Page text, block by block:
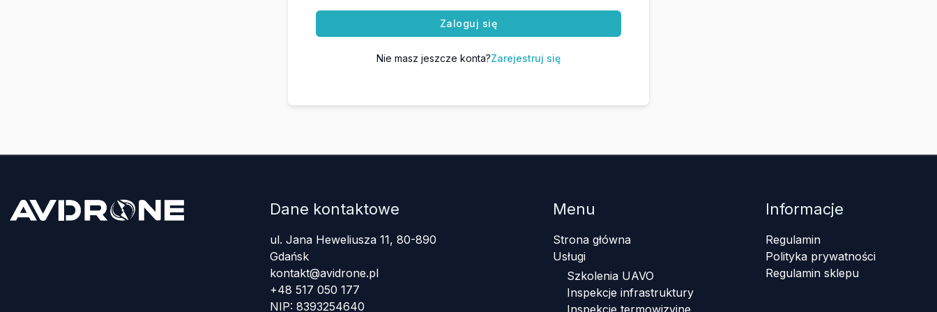
Zaloguj się
Nie masz jeszcze konta?Zarejestruj się
Dane kontaktowe
ul. Jana Heweliusza 11, 80-890
Gdańsk
kontakt@avidrone.pl
+48 517 050 177
NIP: 8393254640
Menu
Strona główna
Usługi
Szkolenia UAVO
Inspekcje infrastruktury
Informacje
Regulamin
Polityka prywatności
Regulamin sklepu